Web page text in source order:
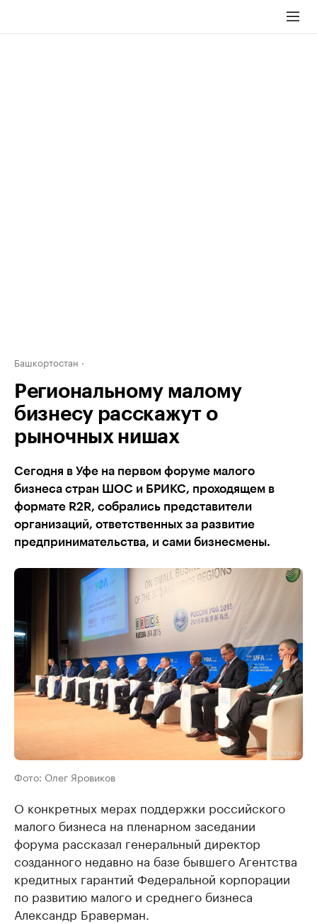
Башкортостан
Региональному малому
бизнесу расскажут о
рыночных нишах
Сегодня в Уфе на первом форуме малого
бизнеса стран ШОС и БРИКС, проходящем в
формате R2R, собрались представители
организаций, ответственных за развитие
предпринимательства, и сами бизнесмены.
Фото: Олег Яровиков
О конкретных мерах поддержки российского
малого бизнеса на пленарном заседании
форума рассказал генеральный директор
созданного недавно на базе бывшего Агентства
кредитных гарантий Федеральной корпорации
по развитию малого и среднего бизнеса
Александр Браверман.